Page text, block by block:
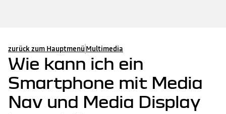
zurück zum Hauptmenü Multimedia
Wie kann ich ein
Smartphone mit Media
Nav und Media Display